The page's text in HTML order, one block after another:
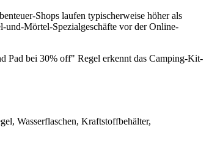
Shops laufen typischerweise höher als
und-Mörtel-Spezialgeschäfte vor der Online-
Pad bei 30% off" Regel erkennt das Camping-Kit-
Wasserflaschen, Kraftstoffbehälter,